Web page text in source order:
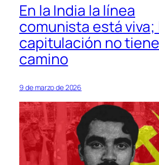
En la India la línea
comunista está viva;
capitulación no tiene
camino
9 de marzo de 2026